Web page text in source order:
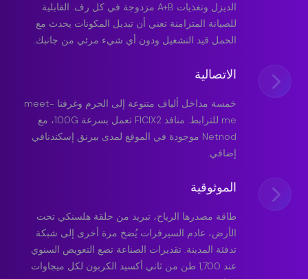
الديزل وتغذيات A+B مزدوجة في كل رف. القابلية
للصيانة المتزامنة تعني أن تبديل المكونات يحدث مع
الحمل قيد التشغيل ودون أي شيء مرئي من جانبك.
الاتصالية
خمسة مداخل ألياف متنوعة إلى الحرم وغرفتا meet-
me للترابط. منافذ FICIX2 تعمل بسرعة 100G، مع
Netnod موجودة في الموقع لمدى بيرنق إسكندنافي
إضافي.
الموثوقية
طاقة مصدرها الرياح، تبريد من حلقة هلسنكي تحت
الأرض، عادم السيرفرات يُضخ مرة أخرى إلى شبكة
تدفئة المدينة. تقديرات الصناعة تضع التعويض السنوي
عند 1,700 طن من ثاني أكسيد الكربون لكل ميجاوات